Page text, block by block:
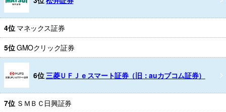
4位 マネックス証券
5位GMOクリック証券
6位 三菱ＵＦＪｅスマート証券（旧：auカブコム証券）
7位 ＳＭＢＣ日興証券